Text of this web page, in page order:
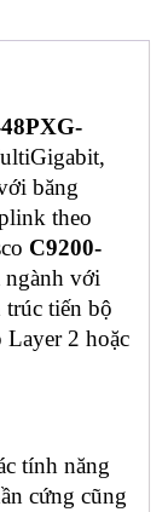
băng
theo
C9200-
ngành với
tiến bộ
Layer 2 hoặc
tính năng
cứng cũng